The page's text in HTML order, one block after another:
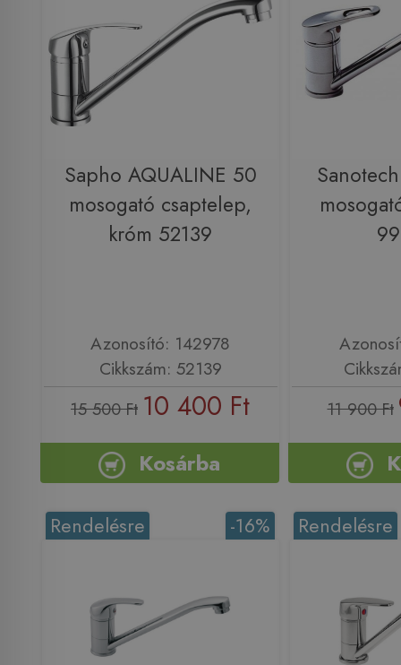
Sapho AQUALINE 50
mosogató csaptelep,
króm 52139
Azonosító: 142978
Cikkszám: 52139
15 500 Ft 10 400 Ft
Kosárba
11 900 Ft
-16%
Rendelésre Rendelésre